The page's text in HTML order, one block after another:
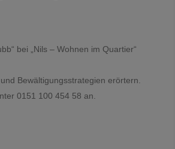
bei „Nils – Wohnen im Quartier“
Bewältigungsstrategien erörtern.
0151 100 454 58 an.